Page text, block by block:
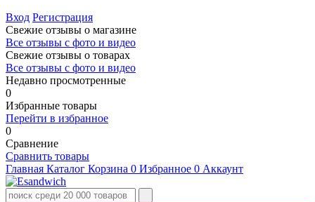
Вход Регистрация
Свежие отзывы о магазине
Все отзывы с фото и видео
Свежие отзывы о товарах
Все отзывы c фото и видео
Недавно просмотренные
0
Избранные товары
Перейти в избранное
0
Сравнение
Сравнить товары
Главная Каталог Корзина 0 Избранное 0 Аккаунт